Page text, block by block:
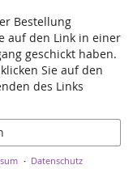
Bestellung
auf den Link in einer
geschickt haben.
Sie auf den
des Links
Datenschutz